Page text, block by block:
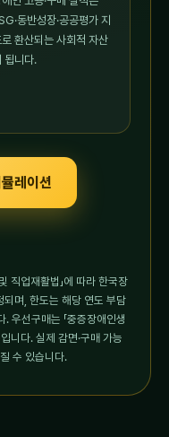
동반성장·공공평가 지
환산되는 사회적 자산
됩니다.
레이션
직업재활법」에 따라 한국장
되며, 한도는 해당 연도 부담
선구매는 「중증장애인생
니다. 실제 감면·구매 가능
수 있습니다.